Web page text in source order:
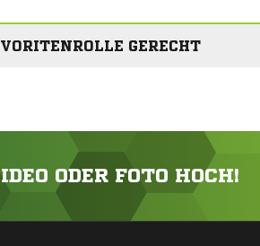
GERECHT
ODER FOTO HOCH!